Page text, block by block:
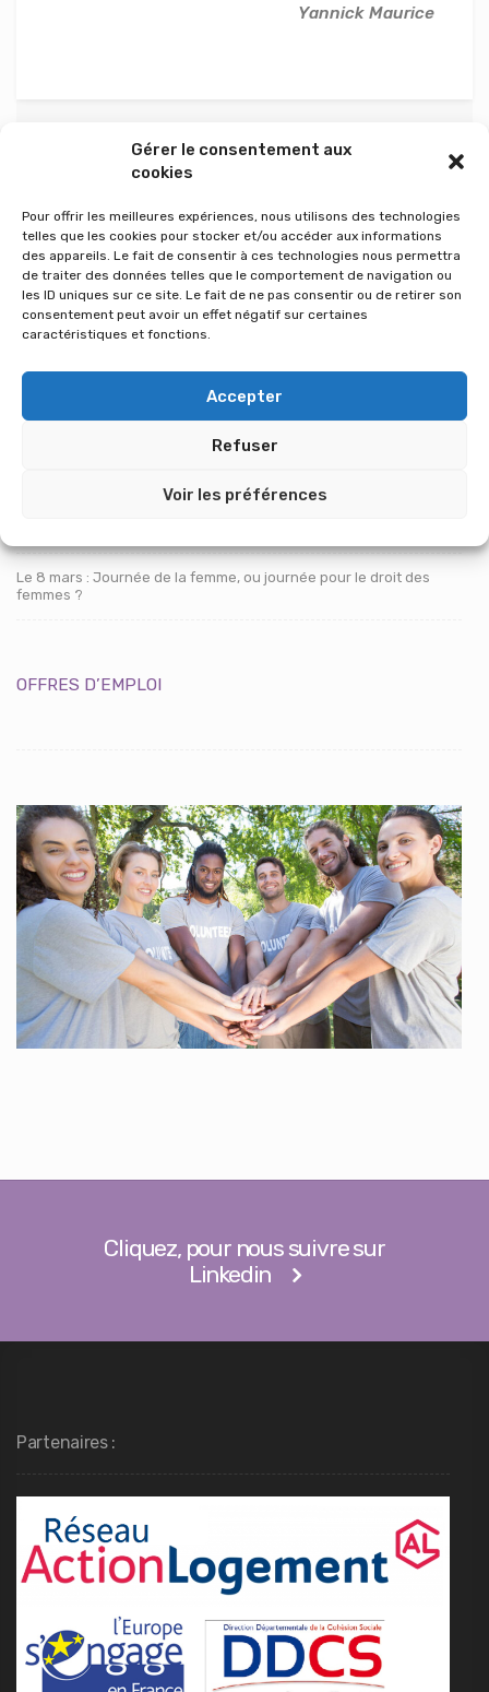
Gérer le consentement aux
cookies
Pour offrir les meilleures expériences, nous utilisons des technologies
telles que les cookies pour stocker et/ou accéder aux informations
des appareils. Le fait de consentir à ces technologies nous permettra
de traiter des données telles que le comportement de navigation ou
les ID uniques sur ce site. Le fait de ne pas consentir ou de retirer son
consentement peut avoir un effet négatif sur certaines
caractéristiques et fonctions.
Accepter
Refuser
Voir les préférences
Yannick Maurice
2019
émergentes
DERNIERS ARTICLES
Index 2024 égalité Homme – Femme
Le 8 mars : Journée de la femme, ou journée pour le droit des
femmes ?
OFFRES D’EMPLOI
Cliquez, pour nous suivre sur
Linkedin
Partenaires :